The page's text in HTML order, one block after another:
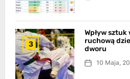
3
Wpływ
ruchową
dworu
10 Maja,